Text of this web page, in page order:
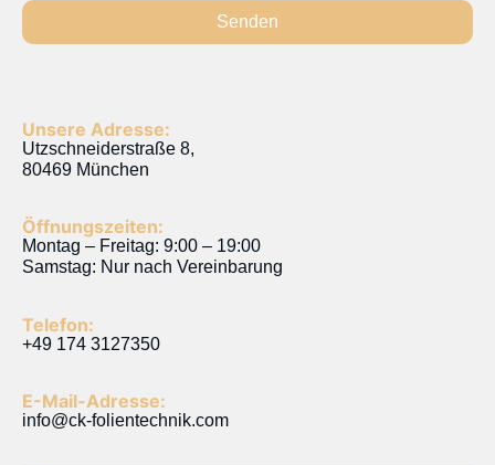
Senden
Unsere Adresse:
Utzschneiderstraße 8,
80469 München
Öffnungszeiten:
Montag – Freitag: 9:00 – 19:00
Samstag: Nur nach Vereinbarung
Telefon:
+49 174 3127350
E-Mail-Adresse:
info@ck-folientechnik.com